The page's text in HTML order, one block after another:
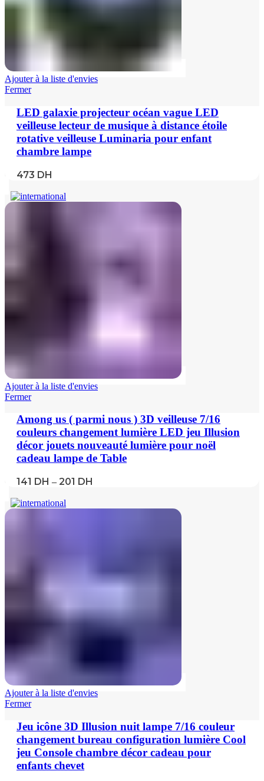
Ajouter à la liste d'envies
Fermer
LED galaxie projecteur océan vague LED
veilleuse lecteur de musique à distance étoile
rotative veilleuse Luminaria pour enfant
chambre lampe
473 DH
Ajouter à la liste d'envies
Fermer
Among us ( parmi nous ) 3D veilleuse 7/16
couleurs changement lumière LED jeu Illusion
décor jouets nouveauté lumière pour noël
cadeau lampe de Table
141 DH – 201 DH
Ajouter à la liste d'envies
Fermer
Jeu icône 3D Illusion nuit lampe 7/16 couleur
changement bureau configuration lumière Cool
jeu Console chambre décor cadeau pour
enfants chevet